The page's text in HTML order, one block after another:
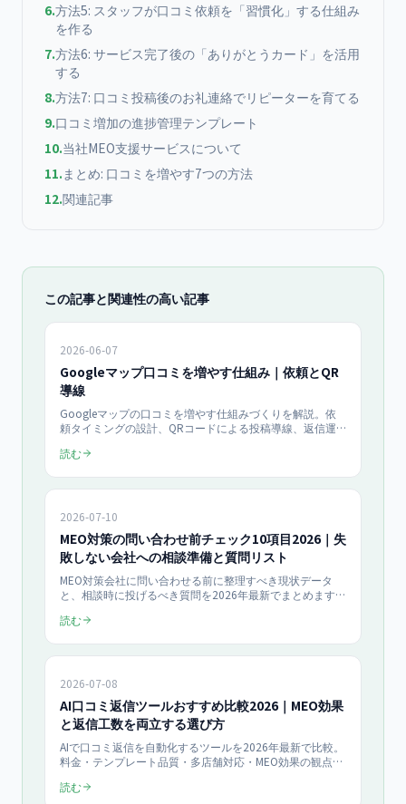
6.方法5: スタッフが口コミ依頼を「習慣化」する仕組み
を作る
7.方法6: サービス完了後の「ありがとうカード」を活用
する
8.方法7: 口コミ投稿後のお礼連絡でリピーターを育てる
9.口コミ増加の進捗管理テンプレート
10.当社MEO支援サービスについて
11.まとめ: 口コミを増やす7つの方法
12.関連記事
この記事と関連性の高い記事
2026-06-07
Googleマップ口コミを増やす仕組み｜依頼とQR
導線
Googleマップの口コミを増やす仕組みづくりを解説。依
頼タイミングの設計、QRコードによる投稿導線、返信運
整理。当社支援では口コミ依頼の仕組み化で月間口コミ数
読む
2026-07-10
MEO対策の問い合わせ前チェック10項目2026｜失
敗しない会社への相談準備と質問リスト
MEO対策会社に問い合わせる前に整理すべき現状データ
と、相談時に投げるべき質問を2026年最新でまとめます。
相談へ進める失敗しない相談準備ガイドです。
読む
2026-07-08
AI口コミ返信ツールおすすめ比較2026｜MEO効果
と返信工数を両立する選び方
AIで口コミ返信を自動化するツールを2026年最新で比較。
料金・テンプレート品質・多店舗対応・MEO効果の観点で
スプロフィールの評価を高めたい事業者向けにまとめま
読む